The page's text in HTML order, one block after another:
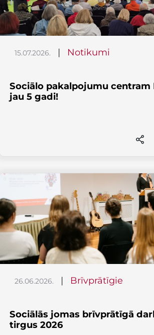
15.07.2026. | Notikumi
Sociālo pakalpojumu centram
jau 5 gadi!
26.06.2026. | Brīvprātīgie
Sociālās jomas brīvprātīgā
tirgus 2026